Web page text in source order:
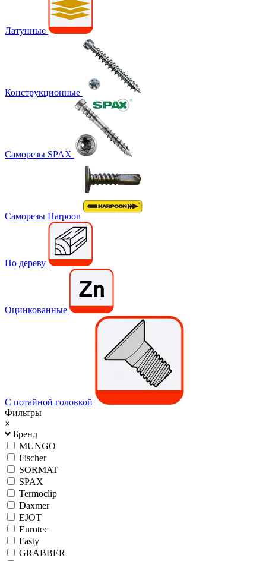
Латунные
Конструкционные
Саморезы SPAX
Саморезы Harpoon
По дереву
Оцинкованные
С потайной головкой
Фильтры
×
Бренд
MUNGO
Fischer
SORMAT
SPAX
Termoclip
Daxmer
EJOT
Eurotec
Fasty
GRABBER